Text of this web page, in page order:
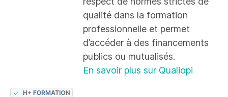
qualité dans la formation
professionnelle et permet
d’accéder à des financements
publics ou mutualisés.
En savoir plus sur Qualiopi